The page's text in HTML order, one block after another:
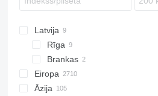
Latvija
Rīga
Brankas
Eiropa
Nīderlande
Āzija